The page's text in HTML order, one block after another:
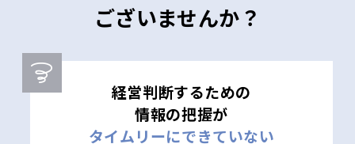
ございませんか？
経営判断するための
情報の把握が
タイムリーにできていない